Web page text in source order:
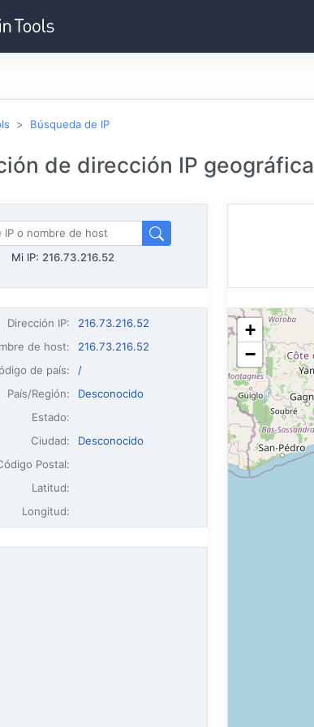
Búsqueda de IP
de dirección IP geográfica
Mi IP: 216.73.216.52
Dirección IP:
216.73.216.52
de host:
216.73.216.52
de país:
/
País/Región:
Desconocido
Estado:
Ciudad:
Desconocido
Postal:
Latitud:
Longitud:
+
−